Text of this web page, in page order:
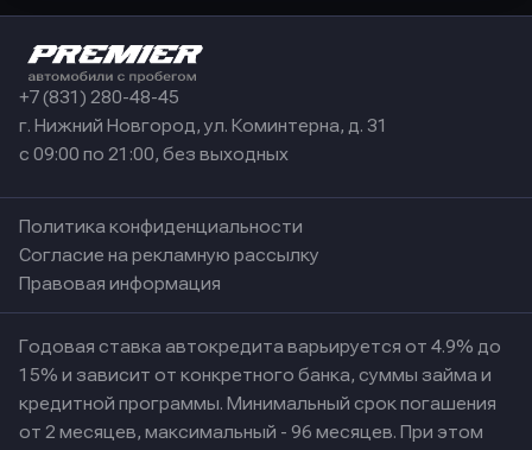
+7 (831) 280-48-45
г. Нижний Новгород, ул. Коминтерна, д. 31
с 09:00 по 21:00, без выходных
Политика конфиденциальности
Согласие на рекламную рассылку
Правовая информация
Годовая ставка автокредита варьируется от 4.9% до
15% и зависит от конкретного банка, суммы займа и
кредитной программы. Минимальный срок погашения
от 2 месяцев, максимальный - 96 месяцев. При этом